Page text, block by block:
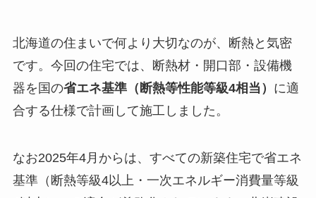
北海道の住まいで何より大切なのが、断熱と気密
です。今回の住宅では、断熱材・開口部・設備機
器を国の省エネ基準（断熱等性能等級4相当） に適
合する仕様で計画して施工しました。
なお2025年4月からは、すべての新築住宅で省エネ
基準（断熱等級4以上・一次エネルギー消費量等級